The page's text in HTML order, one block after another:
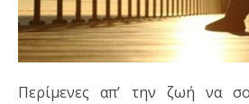
Περίμενες απ’ την ζωή να σου επιστρέψει όσα